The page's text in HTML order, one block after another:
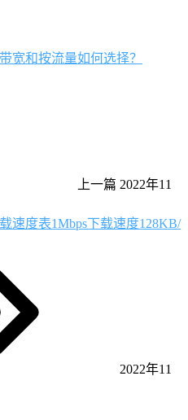
宽和按流量如何选择？
上一篇 2022年11
速度表1Mbps下载速度128KB/
2022年11